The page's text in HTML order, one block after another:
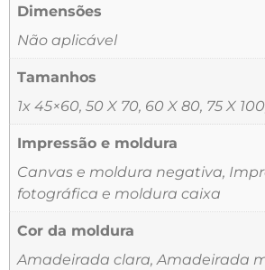
Dimensões
Não aplicável
Tamanhos
1x 45×60, 50 X 70, 60 X 80, 75 X
Impressão e moldura
Canvas e moldura negativa,
fotográfica e moldura caixa
Cor da moldura
Amadeirada clara, Amadeirada